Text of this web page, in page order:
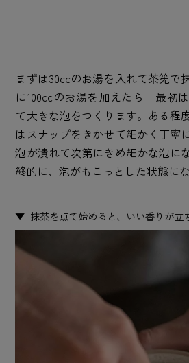
まずは30ccのお湯を入れて茶筅で
に100ccのお湯を加えたら「最初
て大きな泡をつくります。ある程
はスナップをきかせて細かく丁寧
泡が潰れて次第にきめ細かな泡に
終的に、泡がもこっとした状態にな
抹茶を点て始めると、いい香りが立